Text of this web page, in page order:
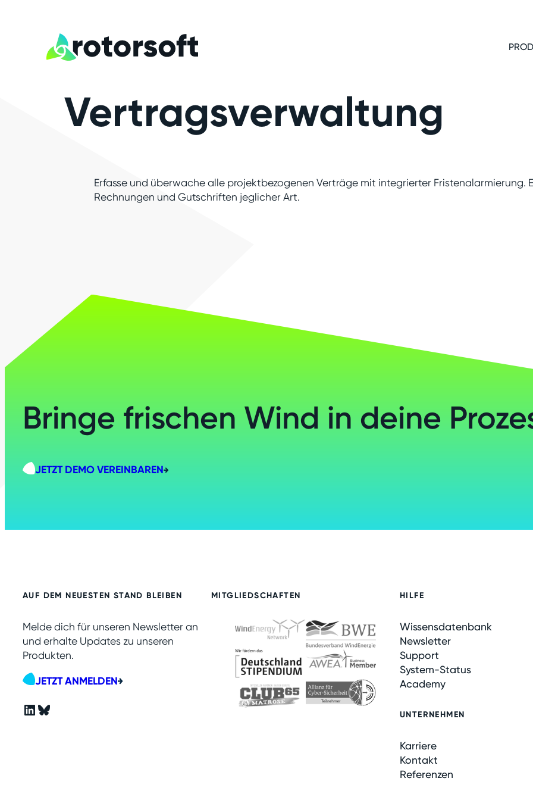
Vertragsverwaltung
Erfasse und überwache alle projektbezogenen Verträge mit integrierter Fristenalarmierung.
Rechnungen und Gutschriften jeglicher Art.
Bringe frischen Wind in deine
JETZT DEMO VEREINBAREN
AUF DEM NEUESTEN STAND BLEIBEN
Melde dich für unseren Newsletter an
und erhalte Updates zu unseren
Produkten.
JETZT ANMELDEN
LinkedIn Bluesky
MITGLIEDSCHAFTEN HILFE
Wissensdatenbank
Newsletter
Support
System-Status
Academy
UNTERNEHMEN
Karriere
Kontakt
Referenzen